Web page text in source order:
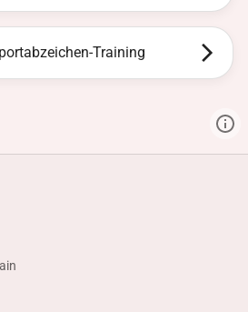
Training